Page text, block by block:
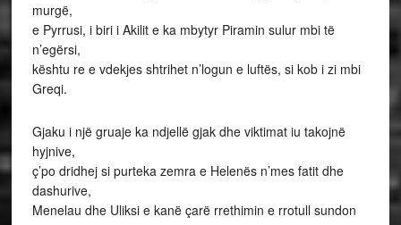
murgë,
e Pyrrusi, i biri i Akilit e ka mbytyr Piramin sulur mbi të
n’egërsi,
kështu re e vdekjes shtrihet n’logun e luftës, si kob i zi mbi
Greqi.
Gjaku i një gruaje ka ndjellë gjak dhe viktimat iu takojnë
hyjnive,
ç’po dridhej si purteka zemra e Helenës n’mes fatit dhe
dashurive,
Menelau dhe Uliksi e kanë çarë rrethimin e rrotull sundon